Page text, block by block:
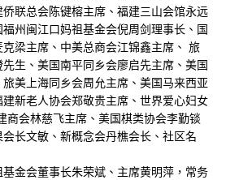
联总会陈键榕主席、福建三山会馆永远
州闽江口妈祖基金会倪周剑理事长、国
梁主席、中美总商会江锦鑫主席、 旅
生、美国南平同乡会廖启先主席、美国
美上海同乡会周允主席、美国马来西亚
新老人协会郑敬贵主席、世界爱心妇女
商会林慈飞主席、美国棋类协会李勤锬
长文敏、新概念会丹樵会长、社区名
金会董事长朱荣斌、主席黄明萍，常务